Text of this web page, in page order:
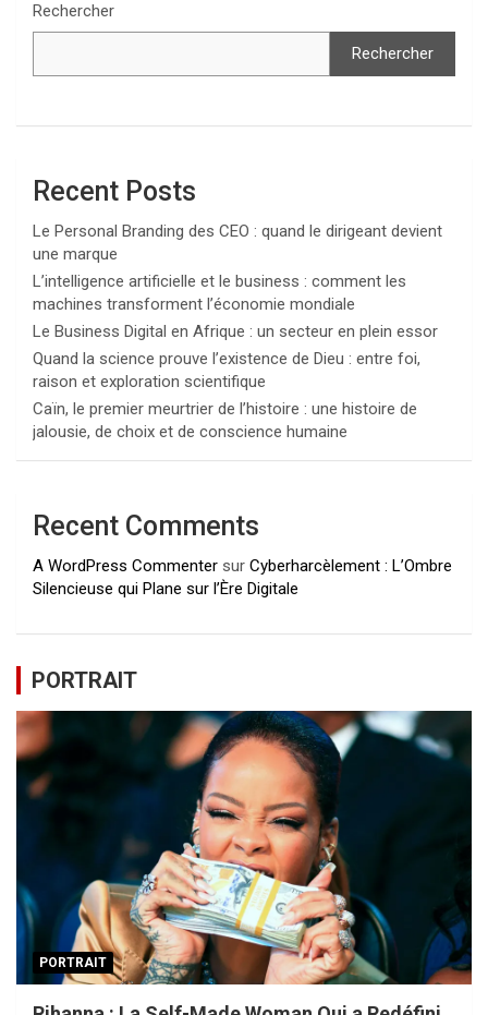
Rechercher
Rechercher
Recent Posts
Le Personal Branding des CEO : quand le dirigeant devient
une marque
L’intelligence artificielle et le business : comment les
machines transforment l’économie mondiale
Le Business Digital en Afrique : un secteur en plein essor
Quand la science prouve l’existence de Dieu : entre foi,
raison et exploration scientifique
Caïn, le premier meurtrier de l’histoire : une histoire de
jalousie, de choix et de conscience humaine
Recent Comments
A WordPress Commenter sur Cyberharcèlement : L’Ombre
Silencieuse qui Plane sur l’Ère Digitale
PORTRAIT
PORTRAIT